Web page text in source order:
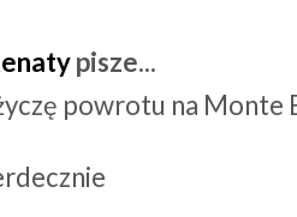
pisze...
powrotu na Monte